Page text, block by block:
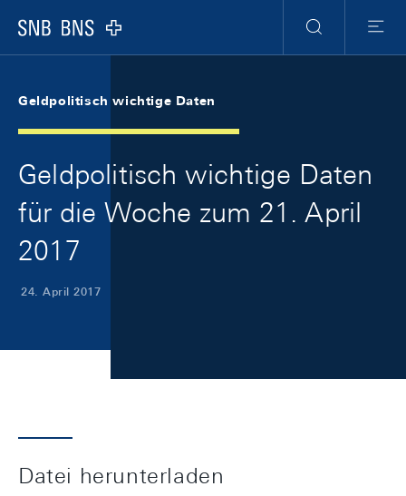
Logo
Suche
Menu
Geldpolitisch wichtige Daten
Geldpolitisch wichtige Daten
für die Woche zum 21. April
2017
24. April 2017
Datei herunterladen